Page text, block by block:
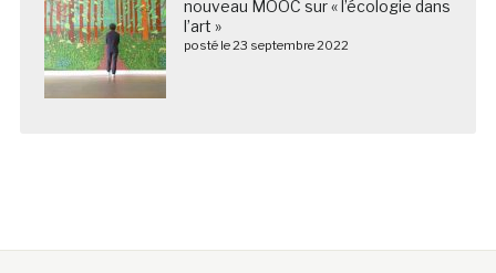
nouveau MOOC sur « l’écologie dans
l’art »
posté le 23 septembre 2022